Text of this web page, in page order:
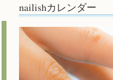
nailishカレンダー